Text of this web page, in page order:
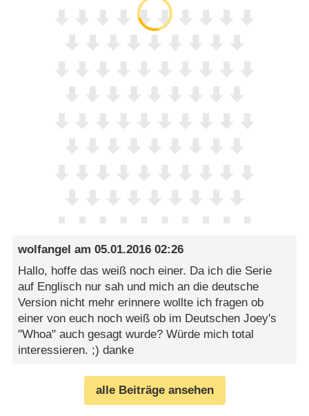
wolfangel am05.01.2016 02:26
Hallo, hoffe das weiß noch einer. Da ich die Serie
auf Englisch nur sah und mich an die deutsche
Version nicht mehr erinnere wollte ich fragen ob
einer von euch noch weiß ob im Deutschen Joey's
"Whoa" auch gesagt wurde? Würde mich total
interessieren. ;) danke
alle Beiträge ansehen